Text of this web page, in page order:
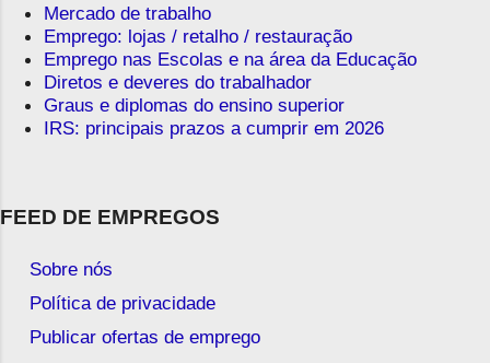
Mercado de trabalho
Emprego: lojas / retalho / restauração
Emprego nas Escolas e na área da Educação
Diretos e deveres do trabalhador
Graus e diplomas do ensino superior
IRS: principais prazos a cumprir em 2026
FEED DE EMPREGOS
Sobre nós
Política de privacidade
Publicar ofertas de emprego